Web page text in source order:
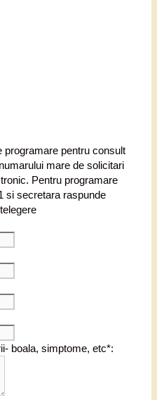
pentru consult
mare de solicitari
Pentru programare
si secretara raspunde
boala, simptome, etc*: